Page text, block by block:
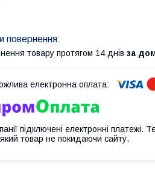
товару протягом 14 днів за
підключені електронні платежі.
товар не покидаючи сайту.